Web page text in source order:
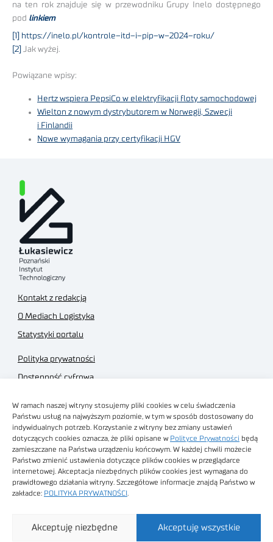
W ramach naszej witryny stosujemy pliki cookies w celu świadczenia
Państwu usług na najwyższym poziomie, w tym w sposób dostosowany do
indywidualnych potrzeb. Korzystanie z witryny bez zmiany ustawień
dotyczących cookies oznacza, że pliki opisane w Polityce Prywatności będą
zamieszczane na Państwa urządzeniu końcowym. W każdej chwili możecie
Państwo zmienić ustawienia dotyczące plików cookies w przeglądarce
internetowej. Akceptacja niezbędnych plików cookies jest wymagana do
prawidłowego działania witryny. Szczegółowe informacje znajdą Państwo w
zakładce: POLITYKA PRYWATNOŚCI
Akceptuję wszystkie
Akceptuję niezbędne
na ten rok znajduje się w przewodniku Grupy Inelo dostępnego
pod linkiem
[1]
https://inelo.pl/kontrole–itd–i–pip–w–2024–roku/
[2] Jak wyżej.
Powiązane wpisy:
Hertz wspiera PepsiCo w elektryfikacji floty samochodowej
Wielton z nowym dystrybutorem w Norwegii, Szwecji
i Finlandii
Nowe wymagania przy certyfikacji HGV
Kontakt z redakcją
O Mediach Logistyka
Statystyki portalu
Polityka prywatności
Dostępność cyfrowa
Regulamin sklepu
Obrazy stockowe
autorstwa
Technologiczny